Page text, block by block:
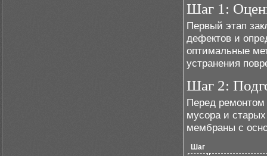
Шаг 1:
Первый этап
дефектов и
оптимальные
устранения
Шаг 2:
Перед ремонтом
мусора и
мембраны с
Шаг